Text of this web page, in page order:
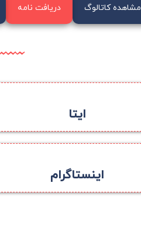
مشاهده کاتالوگ دریافت نامه
ایتا
اینستاگرام